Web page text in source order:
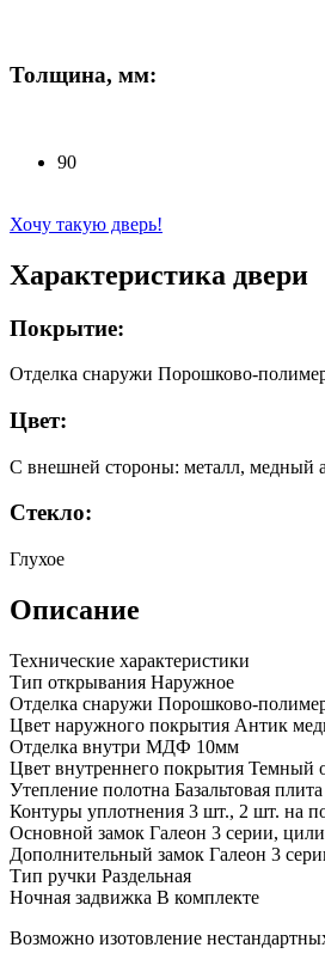
Толщина, мм:
90
Хочу такую дверь!
Характеристика двери
Покрытие:
Отделка снаружи Порошково-
Цвет:
С внешней стороны: металл, медный
Стекло:
Глухое
Описание
Технические характеристики
Тип открывания Наружное
Отделка снаружи Порошково-
Цвет наружного покрытия Антик
Отделка внутри МДФ 10мм
Цвет внутреннего покрытия Темный
Утепление полотна Базальтовая плита
Контуры уплотнения 3 шт., 2 шт. на
Основной замок Галеон 3 серии,
Дополнительный замок Галеон 3
Тип ручки Раздельная
Ночная задвижка В комплекте
Возможно изотовление